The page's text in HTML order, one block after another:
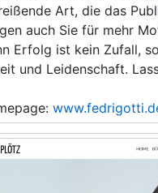
Art, die das
auch Sie für mehr
Erfolg ist kein Zufall,
und Leidenschaft.